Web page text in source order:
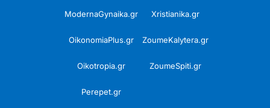
ModernaGynaika.gr Xristianika.gr
OikonomiaPlus.gr ZoumeKalytera.gr
Oikotropia.gr ZoumeSpiti.gr
Perepet.gr